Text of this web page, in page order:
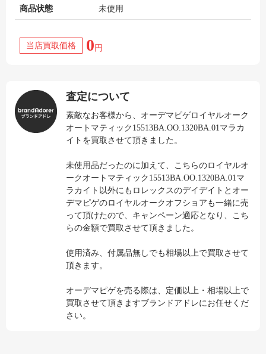
商品状態 未使用
当店買取価格 0 円
査定について
素敵なお客様から、オーデマピゲロイヤルオーク
オートマティック15513BA.OO.1320BA.01マラカ
イトを買取させて頂きました。
未使用品だったのに加えて、こちらのロイヤルオ
ークオートマティック15513BA.OO.1320BA.01マ
ラカイト以外にもロレックスのデイデイトとオー
デマピゲのロイヤルオークオフショアも一緒に売
って頂けたので、キャンペーン適応となり、こち
らの金額で買取させて頂きました。
使用済み、付属品無しでも相場以上で買取させて
頂きます。
オーデマピゲを売る際は、定価以上・相場以上で
買取させて頂きますブランドアドレにお任せくだ
さい。